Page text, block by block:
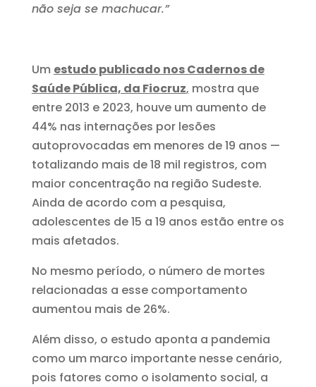
não seja se machucar.”
Um estudo publicado nos Cadernos de
Saúde Pública, da Fiocruz, mostra que
entre 2013 e 2023, houve um aumento de
44% nas internações por lesões
autoprovocadas em menores de 19 anos —
totalizando mais de 18 mil registros, com
maior concentração na região Sudeste.
Ainda de acordo com a pesquisa,
adolescentes de 15 a 19 anos estão entre os
mais afetados.
No mesmo período, o número de mortes
relacionadas a esse comportamento
aumentou mais de 26%.
Além disso, o estudo aponta a pandemia
como um marco importante nesse cenário,
pois fatores como o isolamento social, a